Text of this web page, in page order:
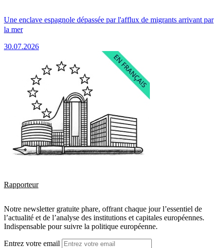
Une enclave espagnole dépassée par l'afflux de migrants arrivant par
la mer
30.07.2026
Rapporteur
Notre newsletter gratuite phare, offrant chaque jour l’essentiel de
l’actualité et de l’analyse des institutions et capitales européennes.
Indispensable pour suivre la politique européenne.
Entrez votre email